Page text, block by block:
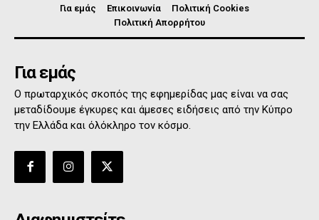
Για εμάς Επικοινωνία
Πολιτική Cookies
Πολιτική Απορρήτου
Για εμάς
Ο πρωταρχικός σκοπός της εφημερίδας μας είναι να σας
μεταδίδουμε έγκυρες και άμεσες ειδήσεις από την Κύπρο
την Ελλάδα και όλόκληρο τον κόσμο.